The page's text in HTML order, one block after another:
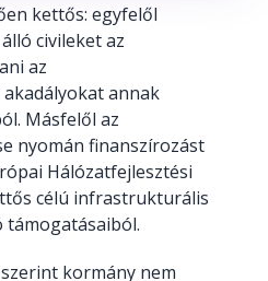
kettős: egyfelől
civileket az
az
annak
Másfelől az
nyomán finanszírozást
Hálózatfejlesztési
célú infrastrukturális
támogatásaiból.
kormány nem